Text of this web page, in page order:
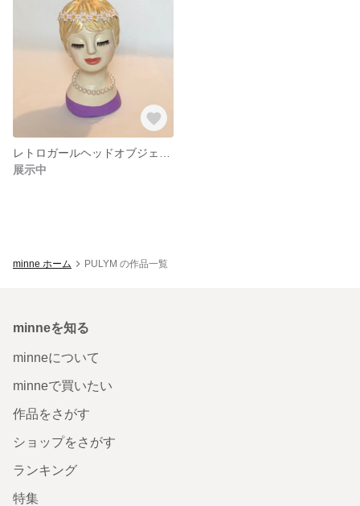
展示中
minne ホーム PULYM の作品一覧
minneを知る
minneについて
minneで買いたい
作品をさがす
ショップをさがす
ランキング
特集